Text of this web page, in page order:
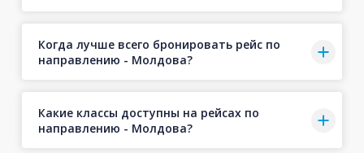
Когда лучше всего бронировать рейс по
направлению - Молдова?
Какие классы доступны на рейсах по
направлению - Молдова?